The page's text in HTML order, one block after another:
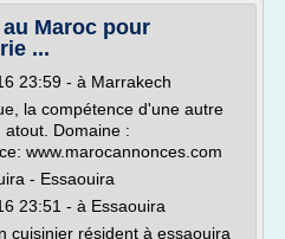
Maroc pour
...
23:59 - à Marrakech
la compétence d'une autre
Domaine :
www.marocannonces.com
- Essaouira
23:51 - à Essaouira
cuisinier résident à essaouira